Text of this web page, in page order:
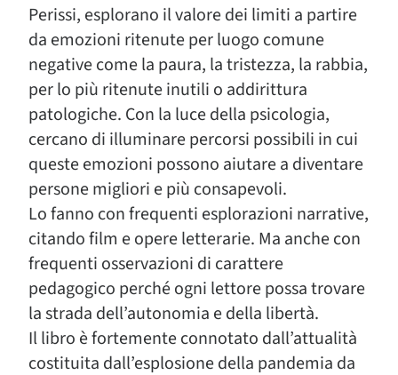
Perissi, esplorano il valore dei limiti a partire
da emozioni ritenute per luogo comune
negative come la paura, la tristezza, la rabbia,
per lo più ritenute inutili o addirittura
patologiche. Con la luce della psicologia,
cercano di illuminare percorsi possibili in cui
queste emozioni possono aiutare a diventare
persone migliori e più consapevoli.
Lo fanno con frequenti esplorazioni narrative,
citando film e opere letterarie. Ma anche con
frequenti osservazioni di carattere
pedagogico perché ogni lettore possa trovare
la strada dell’autonomia e della libertà.
Il libro è fortemente connotato dall’attualità
costituita dall’esplosione della pandemia da